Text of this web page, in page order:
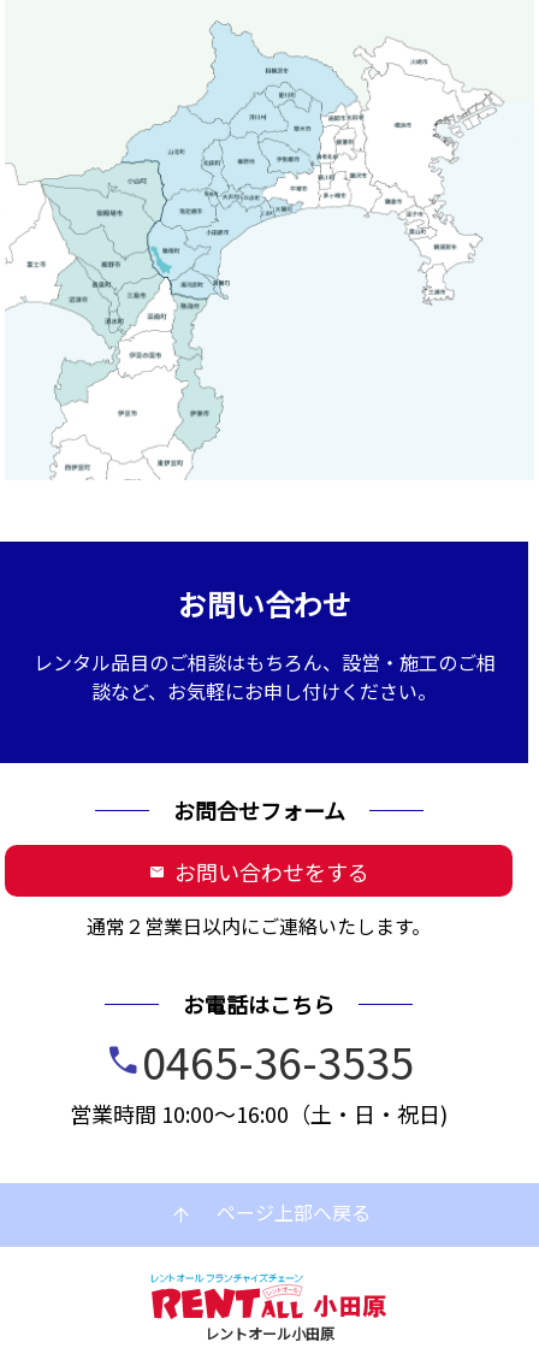
お問い合わせ
レンタル品目のご相談はもちろん、設営・施工のご相
談など、お気軽にお申し付けください。
お問合せフォーム
mail お問い合わせをする
通常２営業日以内にご連絡いたします。
お電話はこちら
call0465-36-3535
営業時間 10:00～16:00（土・日・祝日)
arrow_upward ページ上部へ戻る
レントオール小田原